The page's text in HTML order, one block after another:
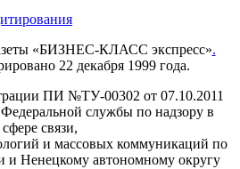
«БИЗНЕС-КЛАСС экспресс».
22 декабря 1999 года.
ПИ №ТУ-00302 от 07.10.2011
службы по надзору в
сфере связи,
и массовых коммуникаций по
и Ненецкому автономному округу